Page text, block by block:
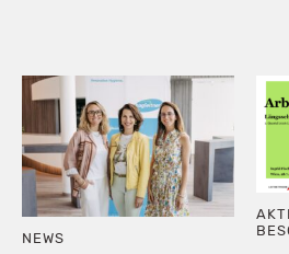
NEWS